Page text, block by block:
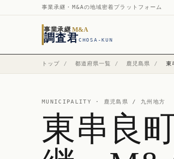
事業承継・M&Aの地域密着プラットフォーム
事業承継 M&A
調査君CHOSA-KUN
トップ / 都道府県一覧 / 鹿児島県 / 東
MUNICIPALITY · 鹿児島県 / 九州地方
東串良